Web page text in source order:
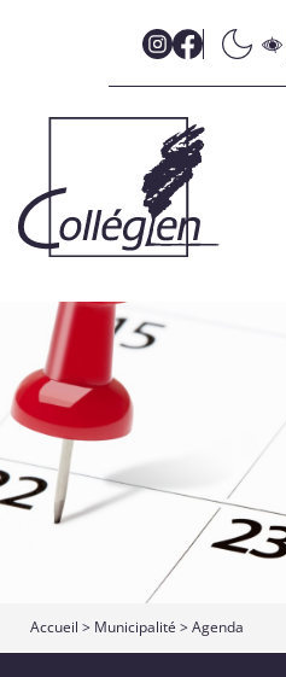
Accueil > Municipalité >Agenda